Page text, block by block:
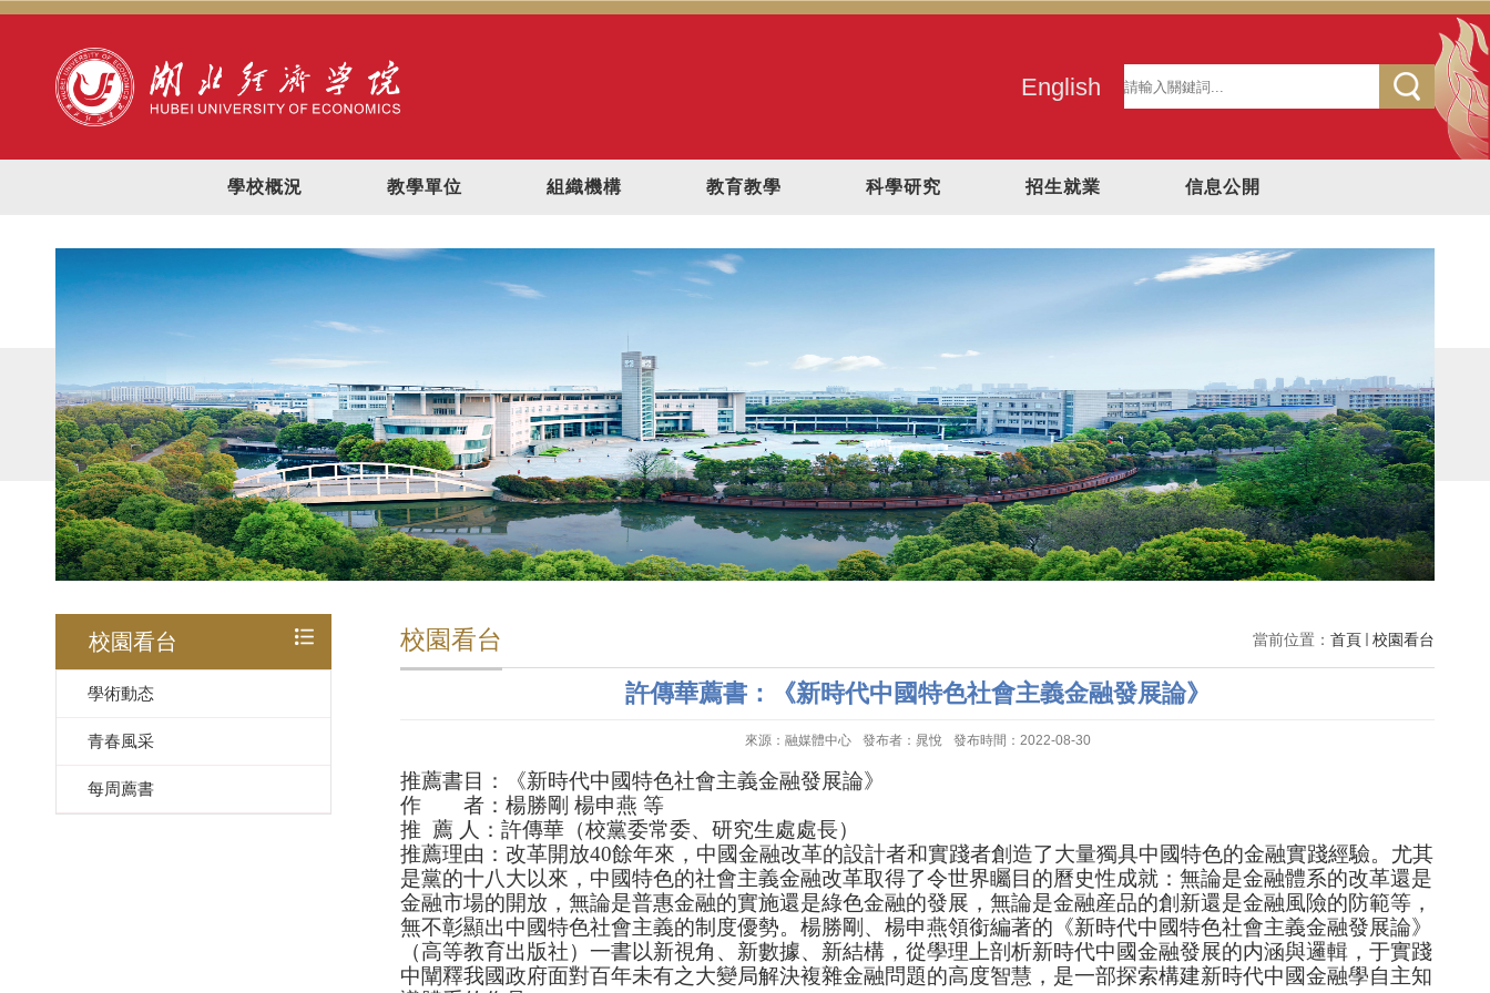
English
學校概況 教學單位 組織機構 教育教學 科學研究 招生就業 信息公開
校園看台
學術動态
青春風采
每周薦書
當前位置： 首頁 校園看台
校園看台
許傳華薦書：《新時代中國特色社會主義金融發展論》
來源：融媒體中心 發布者：晁悅 發布時間：2022-08-30
推薦書目：《新時代中國特色社會主義金融發展論》
作 者：楊勝剛 楊申燕 等
推 薦 人：許傳華（校黨委常委、研究生處處長）
推薦理由：改革開放40餘年來，中國金融改革的設計者和實踐者創造了大量獨具中國特色的金融實踐經驗。尤其
是黨的十八大以來，中國特色的社會主義金融改革取得了令世界矚目的曆史性成就：無論是金融體系的改革還是
金融市場的開放，無論是普惠金融的實施還是綠色金融的發展，無論是金融産品的創新還是金融風險的防範等，
無不彰顯出中國特色社會主義的制度優勢。楊勝剛、楊申燕領銜編著的《新時代中國特色社會主義金融發展論》
（高等教育出版社）一書以新視角、新數據、新結構，從學理上剖析新時代中國金融發展的内涵與邏輯，于實踐
中闡釋我國政府面對百年未有之大變局解決複雜金融問題的高度智慧，是一部探索構建新時代中國金融學自主知